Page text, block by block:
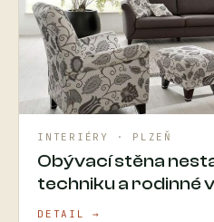
INTERIÉRY · PLZEŇ
Obývací stěna
techniku a rodinné
DETAIL →